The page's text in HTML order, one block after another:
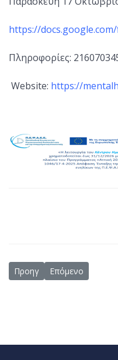
https://
Πληροφορίες:
Website: https://
Προηγούμενο άρθρο:
Προηγ Επόμενο άρθρο:
Επόμενο